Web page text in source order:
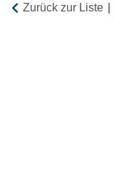
Zurück zur Liste